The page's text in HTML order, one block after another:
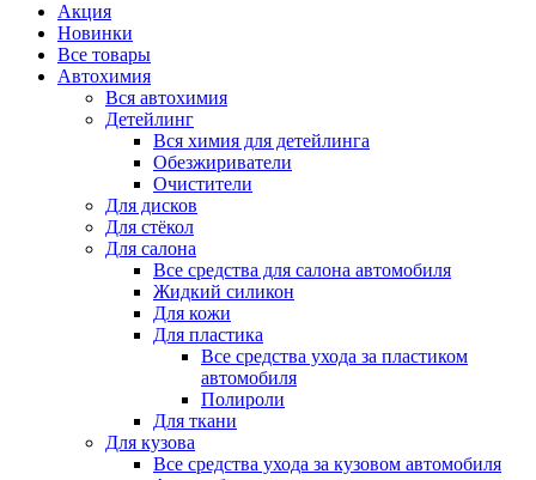
Акция
Новинки
Все товары
Автохимия
Вся автохимия
Детейлинг
Вся химия для детейлинга
Обезжириватели
Очистители
Для дисков
Для стёкол
Для салона
Все средства для салона автомобиля
Жидкий силикон
Для кожи
Для пластика
Все средства ухода за пластиком
автомобиля
Полироли
Для ткани
Для кузова
Все средства ухода за кузовом автомобиля